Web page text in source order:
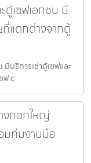
ตู้เซฟเอกชน มี
ที่แตกต่างจากตู้
บริการเช่าตู้เซฟและ
ฟ.c
งกอกใหญ่
มทีมงานมือ